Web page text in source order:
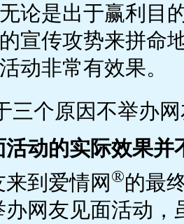
论是出于赢利目
宣传攻势来拼命
动非常有效果。
三个原因不举办
活动的实际效果并
到爱情网 ®的最
办网友见面活动